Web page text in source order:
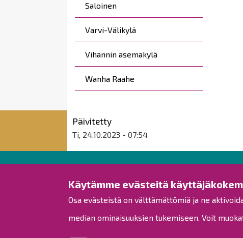
Käytämme evästeitä
Osa evästeistä on välttämättömiä ja ne
median ominaisuuksien tukemiseen. Voit
Saloinen
Varvi-Välikylä
Vihannin asemakylä
Wanha Raahe
Päivitetty
Ti, 24.10.2023 - 07:54
Raahen kaupunki
Rantakatu 50
92100 Raahe